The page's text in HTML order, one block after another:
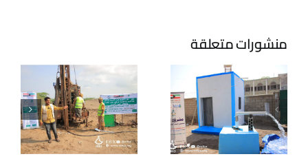
منشورات متعلقة
مديرية
المنصورية
محافظة
الحديدة
– عزلة
الخلفية